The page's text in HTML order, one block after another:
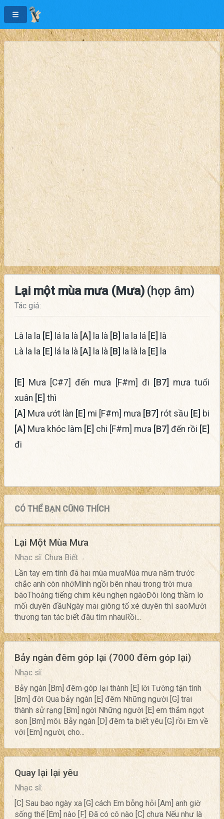
Lại một mùa mưa (Mưa) (hợp âm)
Tác giả:
Là la la [E] lá la là [A] la là [B] la la lá [E]
là
Là la la [E] lá la là [A] la là [B] la là la [E] la
[E] Mưa [C#7] đến mưa [F#m] đi [B7]
mưa tuổi
xuân
[E] thì
[A] Mưa ướt làn [E] mi [F#m] mưa [B7] rót sầu [E] bi
[A] Mưa khóc làm [E] chi [F#m] mưa [B7] đến rồi
[E]
đi
CÓ THỂ BẠN CŨNG THÍCH
Lại Một Mùa Mưa
Nhạc sĩ: Chưa Biết
Lần tay em tính đã hai mùa mưaMùa mưa năm trước
chắc anh còn nhớMình ngồi bên nhau trong trời mưa
bãoThoáng tiếng chim kêu nghẹn ngàoĐôi lòng thầm lo
mối duyên đầuNgày mai giông tố xé duyên thì saoMười
thương tan tác biết đâu tìm nhauRồi...
Bảy ngàn đêm góp lại (7000 đêm góp lại)
Nhạc sĩ:
Bảy ngàn [Bm] đêm góp lại thành [E] lời Tường tận tình
[Bm] đời Qua bảy ngàn [E] đêm Những người [G] trai
thành sử rạng [Bm] ngời Những người [E] em thắm ngọt
son [Bm] môi. Bảy ngàn [D] đêm ta biết yêu [G] rồi Em về
với [Em] người, cho...
Quay lại lại yêu
Nhạc sĩ:
[C] Sau bao ngày xa [G] cách Em bỗng hỏi [Am] anh giờ
sống thế [Em] nào [F] Đã có cô nào [C] chưa Nếu như là